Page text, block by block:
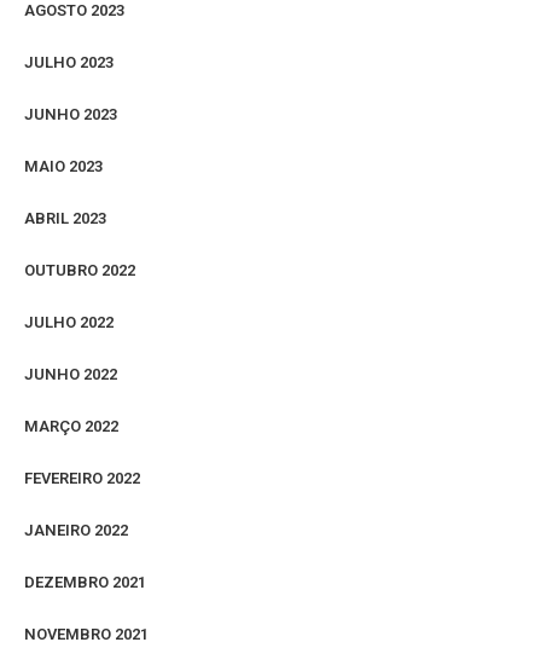
AGOSTO 2023
JULHO 2023
JUNHO 2023
MAIO 2023
ABRIL 2023
OUTUBRO 2022
JULHO 2022
JUNHO 2022
MARÇO 2022
FEVEREIRO 2022
JANEIRO 2022
DEZEMBRO 2021
NOVEMBRO 2021